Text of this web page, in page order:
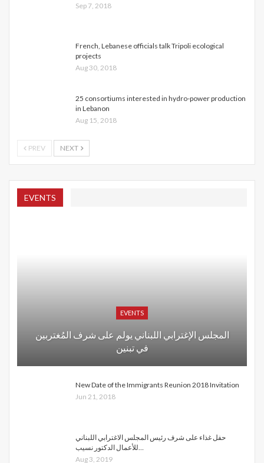
Sep 7, 2018
French, Lebanese officials talk Tripoli ecological
projects
Aug 30, 2018
25 consortiums interested in hydro-power production
in Lebanon
Aug 15, 2018
PREV NEXT
EVENTS
EVENTS
المجلس الإغترابي اللبناني يولم على شرف المُغتربين
في تبنين
New Date of the Immigrants Reunion 2018 Invitation
Jun 21, 2018
حفل غذاء على شرف رئيس المجلس الاغترابي اللبناني
Aug 3, 2019